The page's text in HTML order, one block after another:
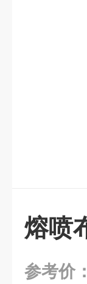
熔喷
参考价：